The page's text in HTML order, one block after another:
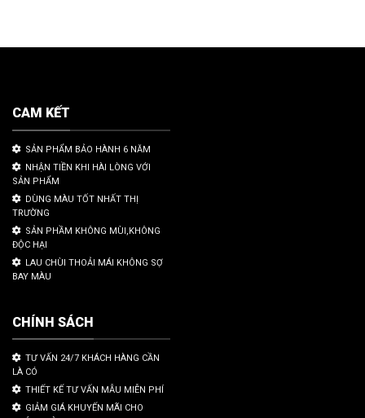
CAM KẾT
SẢN PHẨM BẢO HÀNH 6 NĂM
NHẬN TIỀN KHI HÀI LÒNG VỚI
SẢN PHẨM
DÙNG MÀU TỐT NHẤT THỊ
TRƯỜNG
SẢN PHẦM KHÔNG MÙI,KHÔNG
ĐỘC HẠI
LAU CHÙI THOẢI MÁI KHÔNG SỢ
BAY MÀU
CHÍNH SÁCH
TƯ VẤN 24/7 KHÁCH HÀNG CẦN
LÀ CÓ
THIẾT KẾ TƯ VẤN MẪU MIỄN PHÍ
GIẢM GIÁ KHUYẾN MÃI CHO